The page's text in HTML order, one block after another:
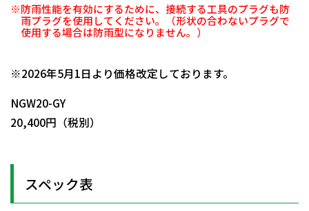
※防雨性能を有効にするために、接続する工具のプラグも防
雨プラグを使用してください。（形状の合わないプラグで
使用する場合は防雨型になりません。）
※2026年5月1日より価格改定しております。
NGW20-GY
20,400円（税別）
スペック表